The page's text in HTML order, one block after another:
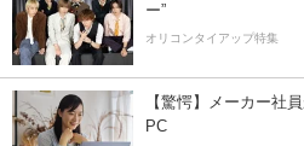
ー”
オリコンタイアップ特集
【驚愕】メーカー社
PC